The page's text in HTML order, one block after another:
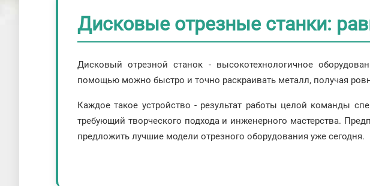
Дисковые отрезные станки:
Дисковый отрезной станок - высокотехнологичное
помощью можно быстро и точно раскраивать металл, получая
Каждое такое устройство - результат работы целой команды
требующий творческого подхода и инженерного мастерства.
предложить лучшие модели отрезного оборудования уже сегодня.